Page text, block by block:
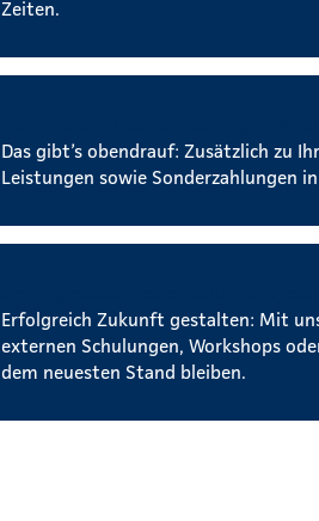
Zeiten.
Das gibt’s obendrauf: Zusätzlich zu
Leistungen sowie Sonderzahlungen
Erfolgreich Zukunft gestalten: Mit
externen Schulungen, Workshops
dem neuesten Stand bleiben.